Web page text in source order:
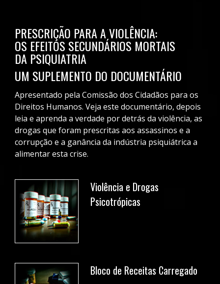
PRESCRIÇÃO PARA A VIOLÊNCIA:
OS EFEITOS SECUNDÁRIOS MORTAIS
DA PSIQUIATRIA
UM SUPLEMENTO DO DOCUMENTÁRIO
Apresentado pela Comissão dos Cidadãos para os
Direitos Humanos. Veja este documentário, depois
leia e aprenda a verdade por detrás da violência, as
drogas que foram prescritas aos assassinos e a
corrupção e a ganância da indústria psiquiátrica a
alimentar esta crise.
Violência e Drogas
Psicotrópicas
Bloco de Receitas Carregado
DOWNLOAD GRATUITO